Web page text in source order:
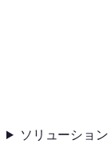
ソリューション